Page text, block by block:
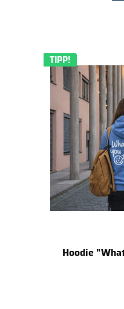
TIPP!
Hoodie